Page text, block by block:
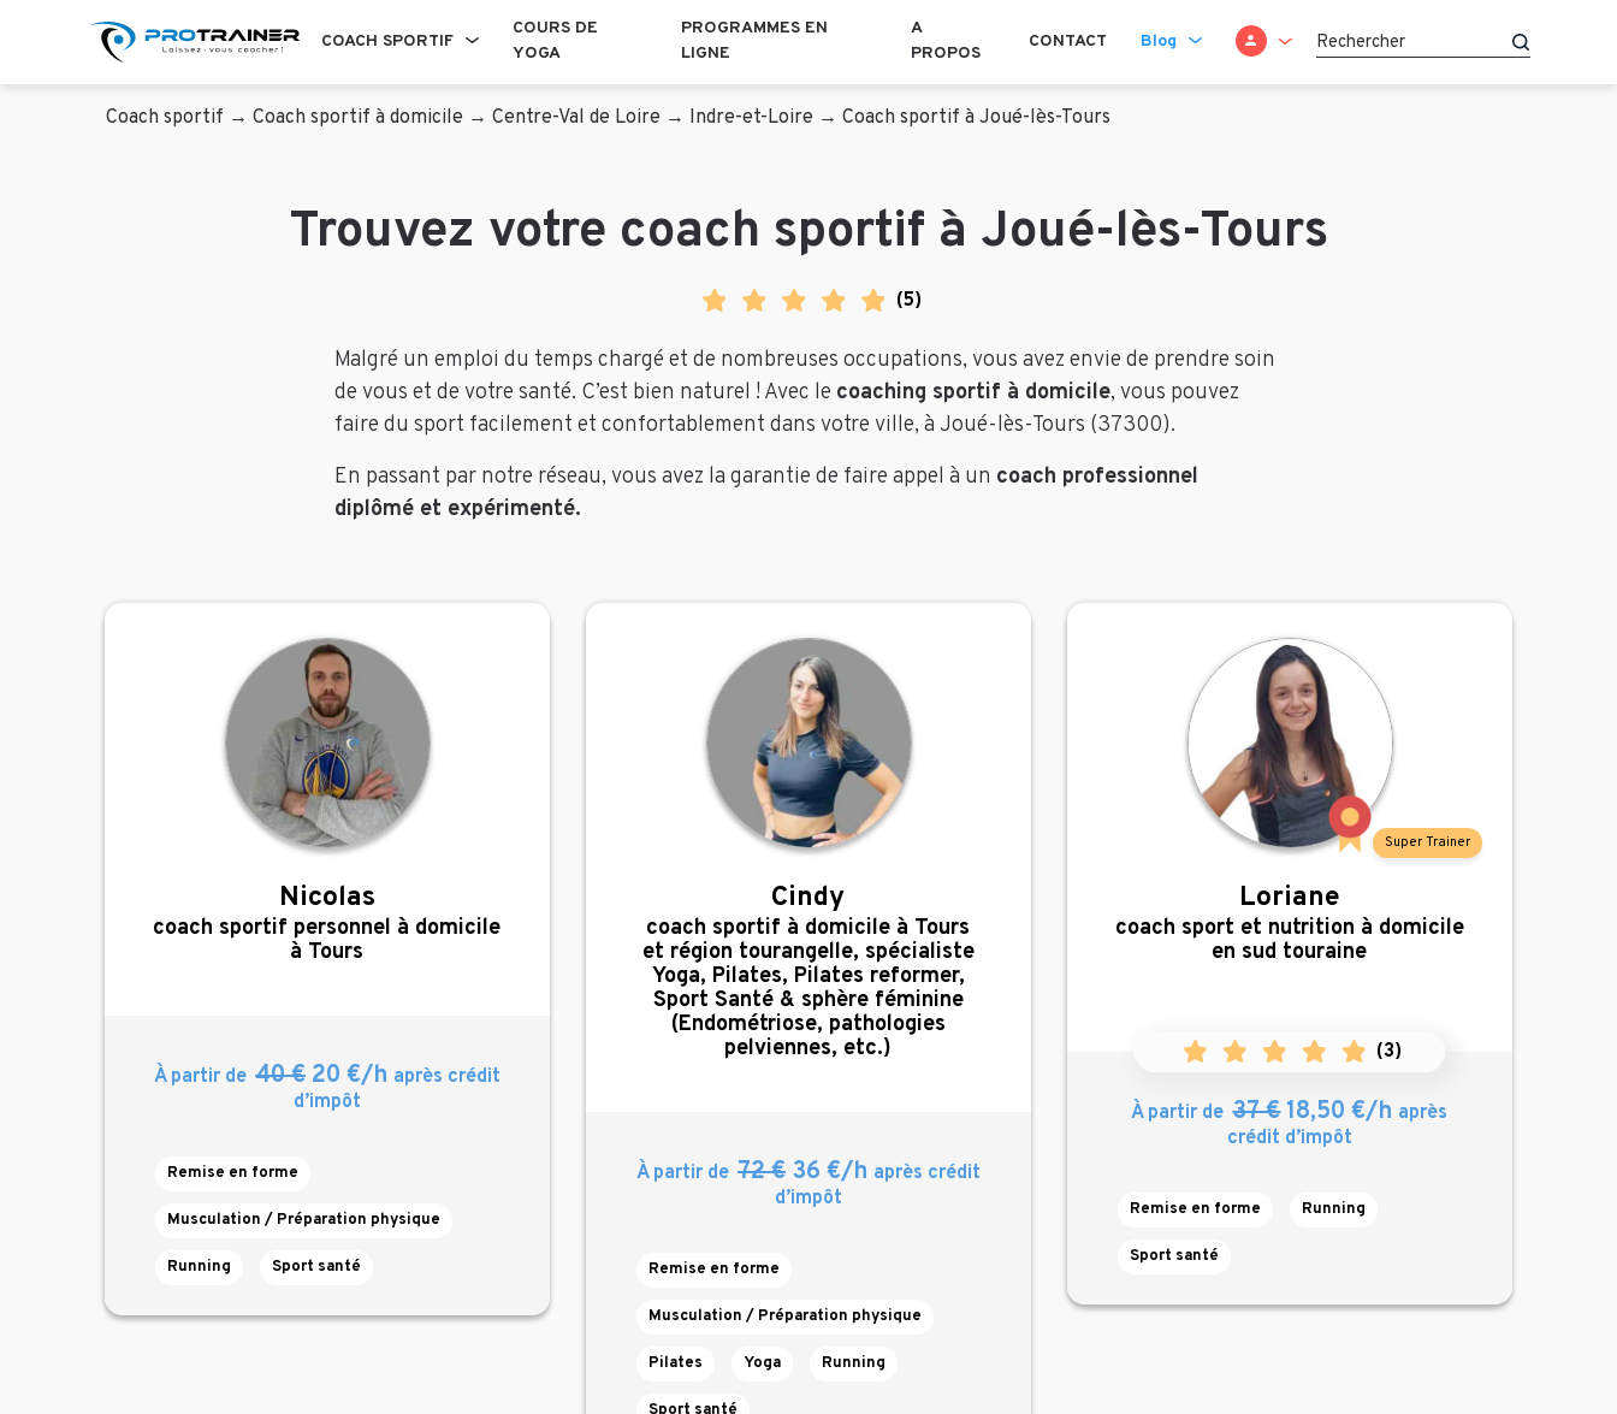
COACH SPORTIF
COURS DE
YOGA
PROGRAMMES EN
LIGNE
A
PROPOS
CONTACT Blog SE CONNECTER
Coach sportif → Coach sportif à domicile → Centre-Val de Loire → Indre-et-Loire → Coach sportif à Joué-lès-Tours
Trouvez votre coach sportif à Joué-lès-Tours
(5)
Malgré un emploi du temps chargé et de nombreuses occupations, vous avez envie de prendre soin
de vous et de votre santé. C’est bien naturel ! Avec le coaching sportif à domicile, vous pouvez
faire du sport facilement et confortablement dans votre ville, à Joué-lès-Tours (37300).
En passant par notre réseau, vous avez la garantie de faire appel à un coach professionnel
diplômé et expérimenté.
Nicolas
,
coach sportif personnel à domicile
à Tours
À partir de 40 €20 €/h après crédit
d’impôt
Remise en forme
Musculation / Préparation physique
Running Sport santé
Cindy
,
coach sportif à domicile à Tours
et région tourangelle, spécialiste
Yoga, Pilates, Pilates reformer,
Sport Santé & sphère féminine
(Endométriose, pathologies
pelviennes, etc.)
À partir de 72 €36 €/h après crédit
d’impôt
Remise en forme
Musculation / Préparation physique
Pilates Yoga Running
Super Trainer
Loriane
,
coach sport et nutrition à domicile
en sud touraine
(3)
À partir de 37 €18,50 €/h après
crédit d’impôt
Remise en forme Running
Sport santé